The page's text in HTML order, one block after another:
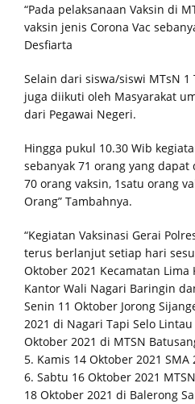
Renatus Rudi Ajak Seluruh
“Pada pelaksanaan Vaksin di
vaksin jenis Corona Vac
Desfiarta
Selain dari siswa/siswi MTsN
juga diikuti oleh Masyarakat
dari Pegawai Negeri.
Hingga pukul 10.30 Wib
sebanyak 71 orang yang
70 orang vaksin, 1satu orang
Orang” Tambahnya.
“Kegiatan Vaksinasi Gerai
terus berlanjut setiap hari
Oktober 2021 Kecamatan
Kantor Wali Nagari Baringin
Senin 11 Oktober Jorong
2021 di Nagari Tapi Selo
Oktober 2021 di MTSN
5. Kamis 14 Oktober 2021 SMA
6. Sabtu 16 Oktober 2021
18 Oktober 2021 di Balerong